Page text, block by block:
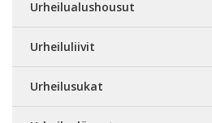
Urheilualushousut
Urheiluliivit
Urheilusukat